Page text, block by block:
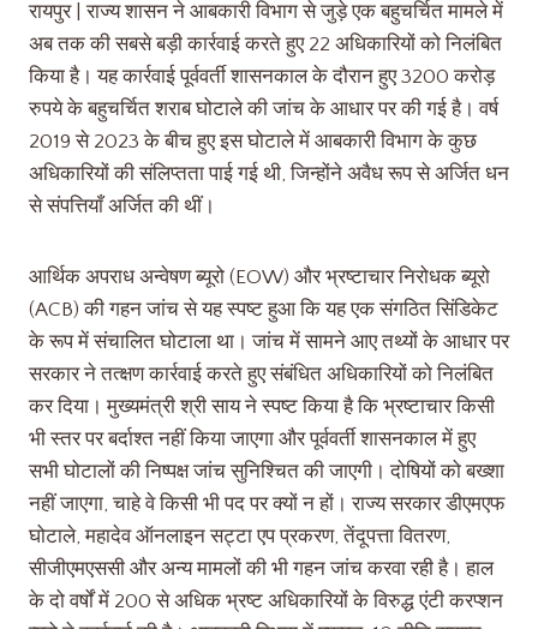
रायपुर | राज्य शासन ने आबकारी विभाग से जुड़े एक बहुचर्चित मामले में
अब तक की सबसे बड़ी कार्रवाई करते हुए 22 अधिकारियों को निलंबित
किया है। यह कार्रवाई पूर्ववर्ती शासनकाल के दौरान हुए 3200 करोड़
रुपये के बहुचर्चित शराब घोटाले की जांच के आधार पर की गई है। वर्ष
2019 से 2023 के बीच हुए इस घोटाले में आबकारी विभाग के कुछ
अधिकारियों की संलिप्तता पाई गई थी, जिन्होंने अवैध रूप से अर्जित धन
से संपत्तियाँ अर्जित की थीं।
आर्थिक अपराध अन्वेषण ब्यूरो (EOW) और भ्रष्टाचार निरोधक ब्यूरो
(ACB) की गहन जांच से यह स्पष्ट हुआ कि यह एक संगठित सिंडिकेट
के रूप में संचालित घोटाला था। जांच में सामने आए तथ्यों के आधार पर
सरकार ने तत्क्षण कार्रवाई करते हुए संबंधित अधिकारियों को निलंबित
कर दिया। मुख्यमंत्री श्री साय ने स्पष्ट किया है कि भ्रष्टाचार किसी
भी स्तर पर बर्दाश्त नहीं किया जाएगा और पूर्ववर्ती शासनकाल में हुए
सभी घोटालों की निष्पक्ष जांच सुनिश्चित की जाएगी। दोषियों को बख्शा
नहीं जाएगा, चाहे वे किसी भी पद पर क्यों न हों। राज्य सरकार डीएमएफ
घोटाले, महादेव ऑनलाइन सट्टा एप प्रकरण, तेंदूपत्ता वितरण,
सीजीएमएससी और अन्य मामलों की भी गहन जांच करवा रही है। हाल
के दो वर्षों में 200 से अधिक भ्रष्ट अधिकारियों के विरुद्ध एंटी करप्शन